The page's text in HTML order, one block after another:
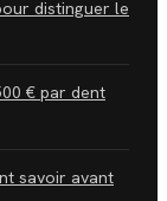
distinguer le
€ par dent
savoir avant